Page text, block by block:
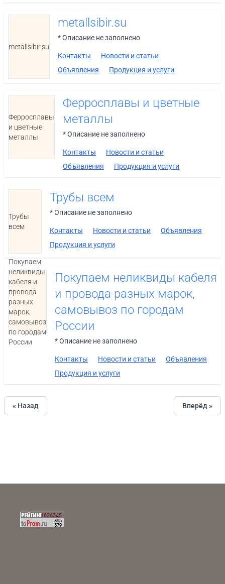
metallsibir.su
metallsibir.su
* Описание не заполнено
Контакты
Новости и статьи
Объявления
Продукция и услуги
Ферросплавы
и цветные
металлы
Ферросплавы и цветные
металлы
* Описание не заполнено
Контакты
Новости и статьи
Объявления
Продукция и услуги
Трубы
всем
Трубы всем
* Описание не заполнено
Контакты Новости и статьи
Объявления
Продукция и услуги
Покупаем
неликвиды
кабеля и
провода
разных
марок,
самовывоз
по городам
России
Покупаем неликвиды кабеля
и провода разных марок,
самовывоз по городам
России
* Описание не заполнено
Контакты Новости и статьи
Объявления
Продукция и услуги
« Назад Вперёд »